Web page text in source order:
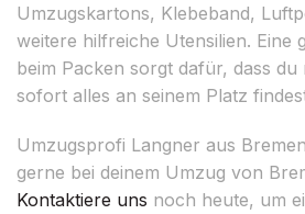
Umzugskartons, Klebeband,
weitere hilfreiche Utensilien. Eine
beim Packen sorgt dafür, dass du
sofort alles an seinem Platz
Umzugsprofi Langner aus
gerne bei deinem Umzug von
Kontaktiere uns noch heute, um